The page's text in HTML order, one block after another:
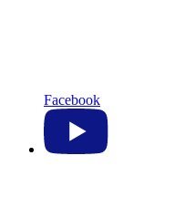
Facebook